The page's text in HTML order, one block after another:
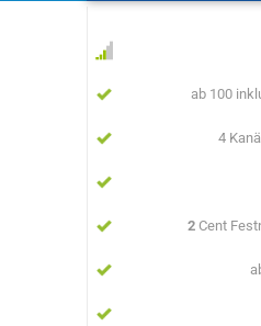
ab 100
4
2 Cent